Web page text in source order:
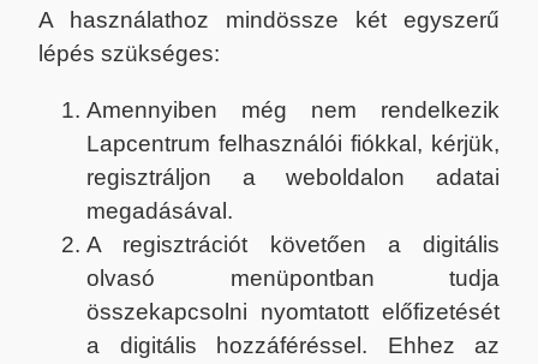
A használathoz mindössze két egyszerű
lépés szükséges:
Amennyiben még nem rendelkezik
Lapcentrum felhasználói fiókkal, kérjük,
regisztráljon a weboldalon adatai
megadásával.
A regisztrációt követően a digitális
olvasó menüpontban tudja
összekapcsolni nyomtatott előfizetését
a digitális hozzáféréssel. Ehhez az